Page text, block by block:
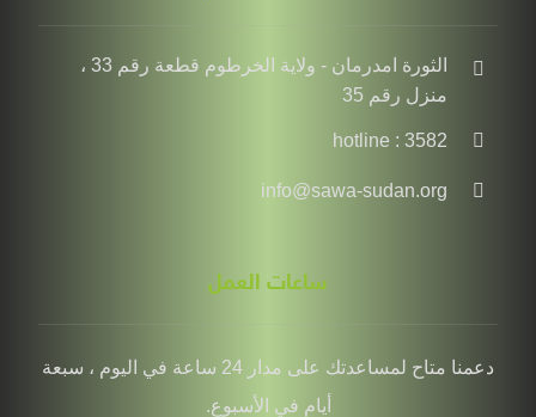
الثورة امدرمان - ولاية الخرطوم قطعة رقم 33 ،
منزل رقم 35
hotline : 3582
info@sawa-sudan.org
ساعات العمل
دعمنا متاح لمساعدتك على مدار 24 ساعة في اليوم ، سبعة
أيام في الأسبوع.